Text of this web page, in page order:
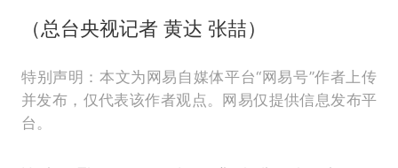
（总台央视记者 黄达 张喆）
特别声明：本文为网易自媒体平台“网易号”作者上传
并发布，仅代表该作者观点。网易仅提供信息发布平
台。